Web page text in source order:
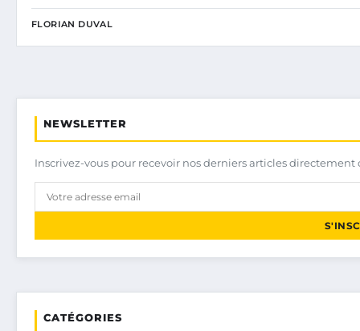
FLORIAN DUVAL
NEWSLETTER
Inscrivez-vous pour recevoir nos derniers articles
CATÉGORIES